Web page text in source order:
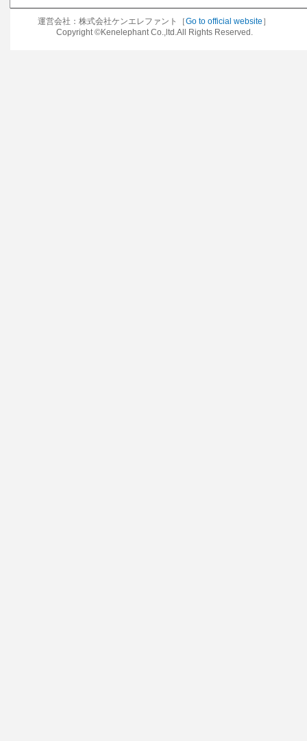
運営会社：株式会社ケンエレファント［Go to official website ］
Copyright ©Kenelephant Co.,ltd.All Rights Reserved.